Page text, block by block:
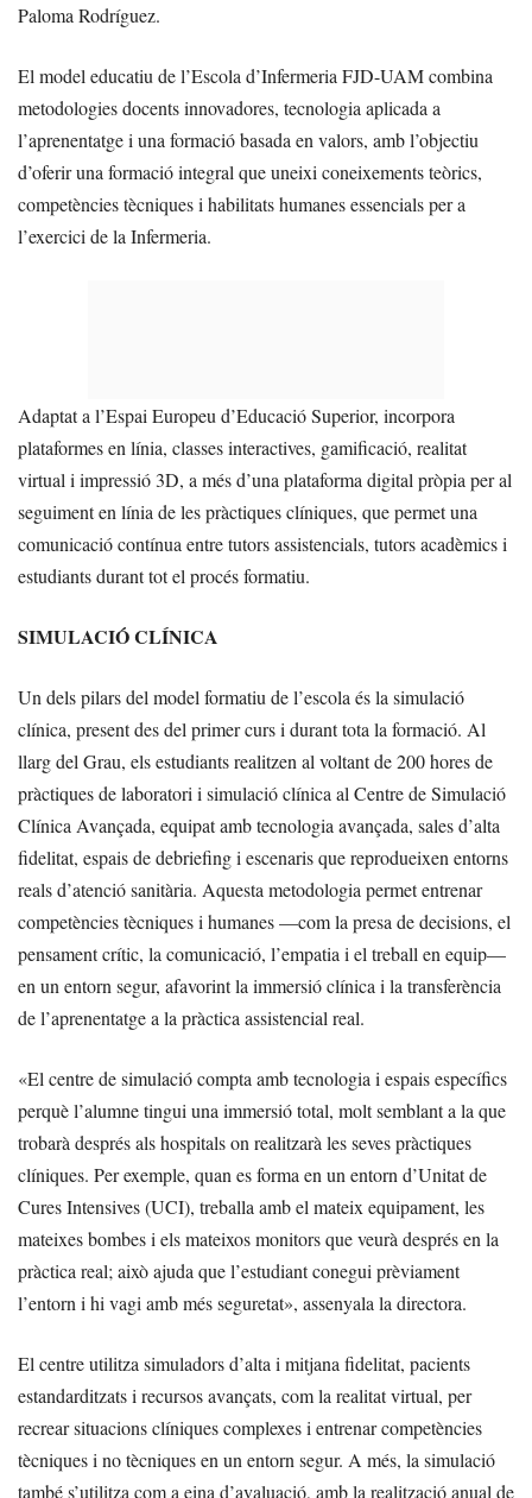
Paloma Rodríguez.
El model educatiu de l’Escola d’Infermeria FJD-UAM combina
metodologies docents innovadores, tecnologia aplicada a
l’aprenentatge i una formació basada en valors, amb l’objectiu
d’oferir una formació integral que uneixi coneixements teòrics,
competències tècniques i habilitats humanes essencials per a
l’exercici de la Infermeria.
Adaptat a l’Espai Europeu d’Educació Superior, incorpora
plataformes en línia, classes interactives, gamificació, realitat
virtual i impressió 3D, a més d’una plataforma digital pròpia per al
seguiment en línia de les pràctiques clíniques, que permet una
comunicació contínua entre tutors assistencials, tutors acadèmics i
estudiants durant tot el procés formatiu.
SIMULACIÓ CLÍNICA
Un dels pilars del model formatiu de l’escola és la simulació
clínica, present des del primer curs i durant tota la formació. Al
llarg del Grau, els estudiants realitzen al voltant de 200 hores de
pràctiques de laboratori i simulació clínica al Centre de Simulació
Clínica Avançada, equipat amb tecnologia avançada, sales d’alta
fidelitat, espais de debriefing i escenaris que reprodueixen entorns
reals d’atenció sanitària. Aquesta metodologia permet entrenar
competències tècniques i humanes —com la presa de decisions, el
pensament crític, la comunicació, l’empatia i el treball en equip—
en un entorn segur, afavorint la immersió clínica i la transferència
de l’aprenentatge a la pràctica assistencial real.
«El centre de simulació compta amb tecnologia i espais específics
perquè l’alumne tingui una immersió total, molt semblant a la que
trobarà després als hospitals on realitzarà les seves pràctiques
clíniques. Per exemple, quan es forma en un entorn d’Unitat de
Cures Intensives (UCI), treballa amb el mateix equipament, les
mateixes bombes i els mateixos monitors que veurà després en la
pràctica real; això ajuda que l’estudiant conegui prèviament
l’entorn i hi vagi amb més seguretat», assenyala la directora.
El centre utilitza simuladors d’alta i mitjana fidelitat, pacients
estandarditzats i recursos avançats, com la realitat virtual, per
recrear situacions clíniques complexes i entrenar competències
tècniques i no tècniques en un entorn segur. A més, la simulació
també s’utilitza com a eina d’avaluació, amb la realització anual de